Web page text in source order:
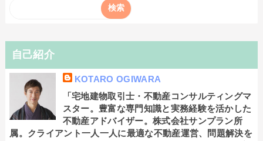
自己紹介
KOTARO OGIWARA
「宅地建物取引士・不動産コンサルティングマ
スター。豊富な専門知識と実務経験を活かした
不動産アドバイザー。株式会社サンプラン所
属。クライアント一人一人に最適な不動産運営、問題解決を